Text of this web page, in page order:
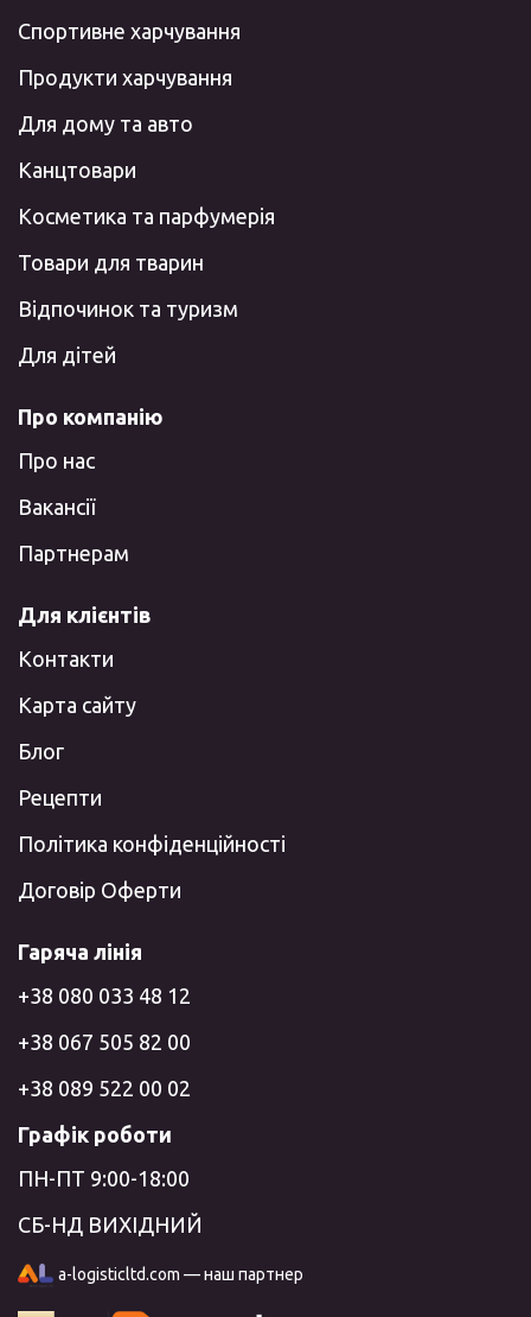
Спортивне харчування
Продукти харчування
Для дому та авто
Канцтовари
Косметика та парфумерія
Товари для тварин
Відпочинок та туризм
Для дітей
Про компанію
Про нас
Вакансії
Партнерам
Для клієнтів
Контакти
Карта сайту
Блог
Рецепти
Політика конфіденційності
Договір Оферти
Гаряча лінія
+38 080 033 48 12
+38 067 505 82 00
+38 089 522 00 02
Графік роботи
ПН-ПТ 9:00-18:00
СБ-НД ВИХІДНИЙ
a-logisticltd.com — наш партнер